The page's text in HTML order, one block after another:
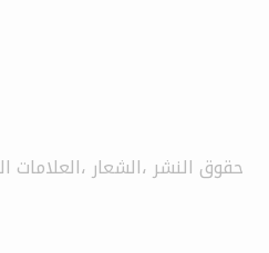
حقوق النشر ،الشعار ،العلامات